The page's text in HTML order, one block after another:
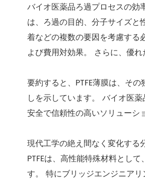
バイオ医薬品ろ過プロセスの効
は、ろ過の目的、分子サイズ
着などの複数の要因を考慮する
よび費用対効果。 さらに、優
要約すると、PTFE薄膜は、そ
しを示しています。 バイオ医
安全で信頼性の高いソリューシ
現代工学の絶え間なく変化する
PTFEは、高性能特殊材料とし
す。 特にブリッジエンジニア